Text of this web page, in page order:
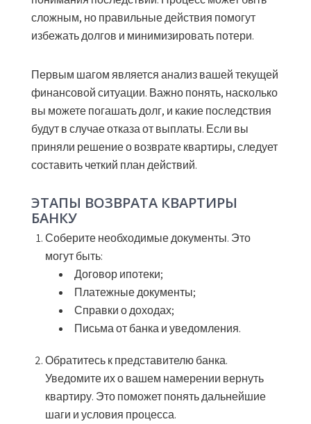
сложным, но правильные действия помогут
избежать долгов и минимизировать потери.
Первым шагом является анализ вашей текущей
финансовой ситуации. Важно понять, насколько
вы можете погашать долг, и какие последствия
будут в случае отказа от выплаты. Если вы
приняли решение о возврате квартиры, следует
составить четкий план действий.
ЭТАПЫ ВОЗВРАТА КВАРТИРЫ
БАНКУ
Соберите необходимые документы. Это
могут быть:
Договор ипотеки;
Платежные документы;
Справки о доходах;
Письма от банка и уведомления.
Обратитесь к представителю банка.
Уведомите их о вашем намерении вернуть
квартиру. Это поможет понять дальнейшие
шаги и условия процесса.